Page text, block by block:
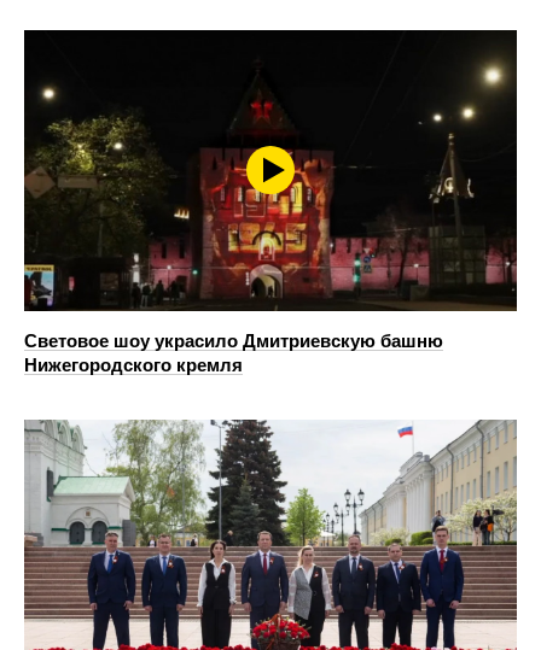
Световое шоу украсило Дмитриевскую башню
Нижегородского кремля